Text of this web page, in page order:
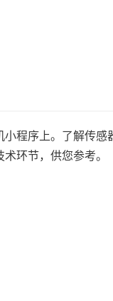
程序上。了解传感
环节，供您参考。